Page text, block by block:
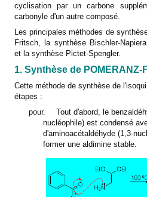
cyclisation par un carbone
carbonyle d'un autre composé.
Les principales méthodes de
Fritsch, la synthèse Bischler-
et la synthèse Pictet-Spengler.
1. Synthèse de POMERANZ-
Cette méthode de synthèse de
étapes :
pour.
Tout d'abord, le
nucléophile) est condensé
d'aminoacétaldéhyde (1,3-
former une aldimine stable.